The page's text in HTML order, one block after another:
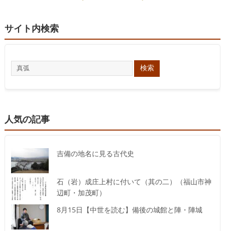
サイト内検索
人気の記事
吉備の地名に見る古代史
石（岩）成庄上村に付いて（其の二）（福山市神
辺町・加茂町）
8月15日【中世を読む】備後の城館と陣・陣城